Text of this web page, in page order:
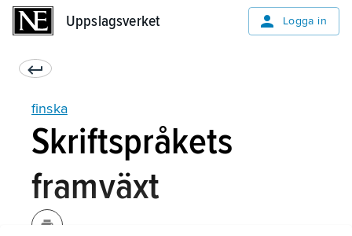
Uppslagsverket Logga in
finska
Skriftspråkets
framväxt